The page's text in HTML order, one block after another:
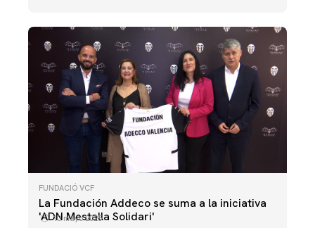
FUNDACIÓ VCF
La Fundación Addeco se suma a la iniciativa
'ADN Mestalla Solidari'
13 mayo 2025